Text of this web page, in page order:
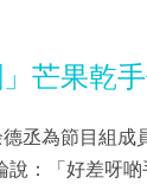
芒果乾
丞為節目組成
說：「好差呀啲